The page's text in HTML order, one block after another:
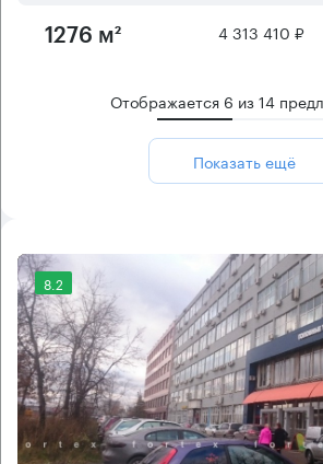
1276 м² 4 313 410 ₽
Отображается 6 из14
Показать ещё
8.2